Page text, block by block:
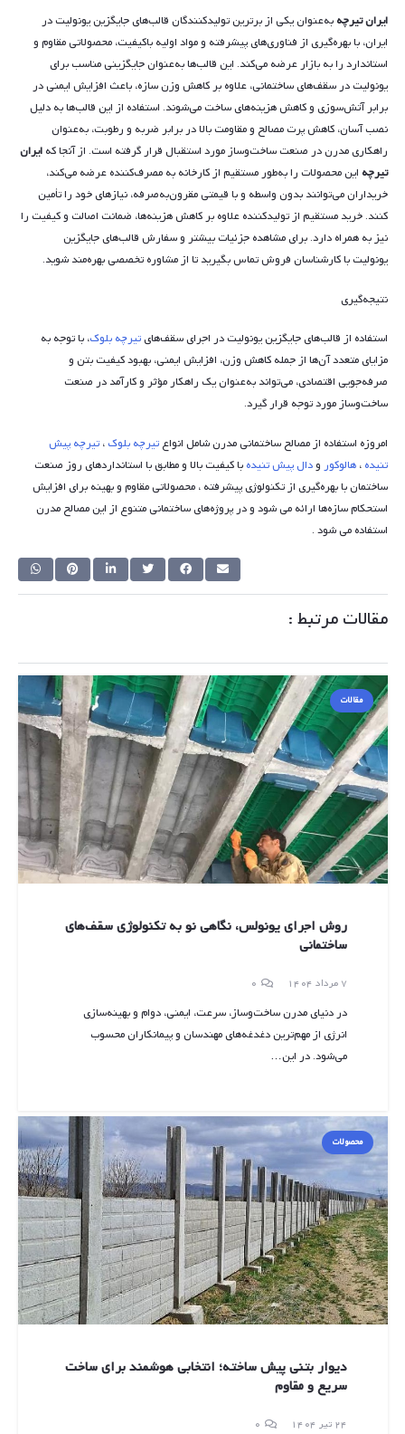
ایران تیرچهبه‌عنوان یکی از برترین تولیدکنندگان قالب‌های جایگزین یونولیت در
ایران، با بهره‌گیری از فناوری‌های پیشرفته و مواد اولیه باکیفیت، محصولاتی مقاوم و
استاندارد را به بازار عرضه می‌کند. این قالب‌ها به‌عنوان جایگزینی مناسب برای
یونولیت در سقف‌های ساختمانی، علاوه بر کاهش وزن سازه، باعث افزایش ایمنی در
برابر آتش‌سوزی و کاهش هزینه‌های ساخت می‌شوند. استفاده از این قالب‌ها به دلیل
نصب آسان، کاهش پرت مصالح و مقاومت بالا در برابر ضربه و رطوبت، به‌عنوان
راهکاری مدرن در صنعت ساخت‌وساز مورد استقبال قرار گرفته است. از آنجا کهایران
تیرچه این محصولات را به‌طور مستقیم از کارخانه به مصرف‌کننده عرضه می‌کند،
خریداران می‌توانند بدون واسطه و با قیمتی مقرون‌به‌صرفه، نیازهای خود را تأمین
کنند. خرید مستقیم از تولیدکننده علاوه بر کاهش هزینه‌ها، ضمانت اصالت و کیفیت را
نیز به همراه دارد. برای مشاهده جزئیات بیشتر و سفارش قالب‌های جایگزین
یونولیت با کارشناسان فروش تماس بگیرید تا از مشاوره تخصصی بهره‌مند شوید.
نتیجه‌گیری
استفاده از قالب‌های جایگزین یونولیت در اجرای سقف‌هایتیرچه بلوک، با توجه به
مزایای متعدد آن‌ها از جمله کاهش وزن، افزایش ایمنی، بهبود کیفیت بتن و
صرفه‌جویی اقتصادی، می‌تواند به‌عنوان یک راهکار مؤثر و کارآمد در صنعت
ساخت‌وساز مورد توجه قرار گیرد.
امروزه استفاده از مصالح ساختمانی مدرن شامل انواعتیرچه بلوک،تیرچه پیش
تنیده ،هالوکور ودال پیش تنیده با کیفیت بالا و مطابق با استانداردهای روز صنعت
ساختمان با بهره‌گیری از تکنولوژی پیشرفته ، محصولاتی مقاوم و بهینه برای افزایش
استحکام سازه‌ها ارائه می شود و در پروژه‌های ساختمانی متنوع از این مصالح مدرن
استفاده می شود .
مقالات مرتبط :
مقالات
روش اجرای یونولس، نگاهی نو به تکنولوژی سقف‌های
ساختمانی
7 مرداد 1404 0
در دنیای مدرن ساخت‌وساز، سرعت، ایمنی، دوام و بهینه‌سازی
انرژی از مهم‌ترین دغدغه‌های مهندسان و پیمانکاران محسوب
می‌شود. در این…
محصولات
دیوار بتنی پیش ساخته؛ انتخابی هوشمند برای ساخت
سریع و مقاوم
24 تیر 1404 0